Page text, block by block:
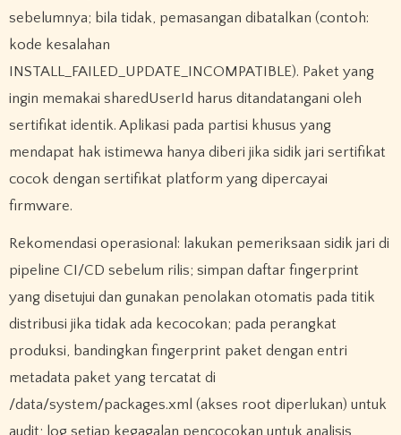
sebelumnya; bila tidak, pemasangan dibatalkan (contoh:
kode kesalahan
INSTALL_FAILED_UPDATE_INCOMPATIBLE). Paket yang
ingin memakai sharedUserId harus ditandatangani oleh
sertifikat identik. Aplikasi pada partisi khusus yang
mendapat hak istimewa hanya diberi jika sidik jari sertifikat
cocok dengan sertifikat platform yang dipercayai
firmware.
Rekomendasi operasional: lakukan pemeriksaan sidik jari di
pipeline CI/CD sebelum rilis; simpan daftar fingerprint
yang disetujui dan gunakan penolakan otomatis pada titik
distribusi jika tidak ada kecocokan; pada perangkat
produksi, bandingkan fingerprint paket dengan entri
metadata paket yang tercatat di
/data/system/packages.xml (akses root diperlukan) untuk